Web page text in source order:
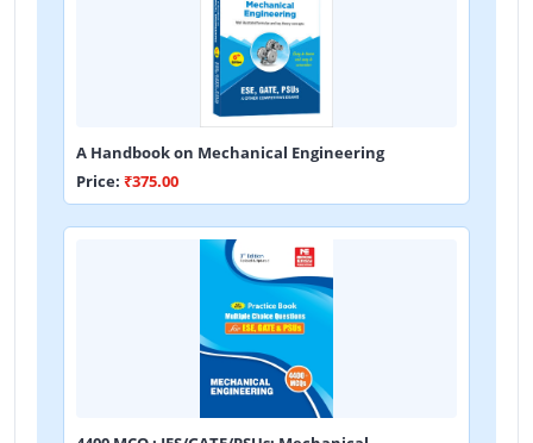
A Handbook on Mechanical Engineering
Price: ₹375.00